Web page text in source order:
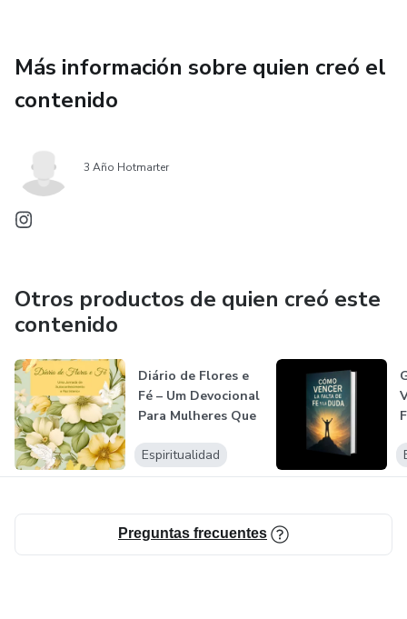
Más información sobre quien creó el
contenido
3 Año Hotmarter
Otros productos de quien creó este
contenido
Diário de Flores e
Fé – Um Devocional
Para Mulheres Que
Espiritualidad
Preguntas frecuentes